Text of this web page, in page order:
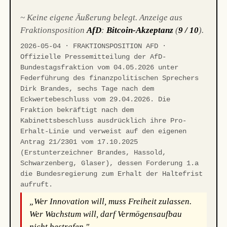
~ Keine eigene Äußerung belegt. Anzeige aus
FraktionspositionAfD: Bitcoin-Akzeptanz (9 / 10).
2026-05-04 · FRAKTIONSPOSITION AFD ·
Offizielle Pressemitteilung der AfD-
Bundestagsfraktion vom 04.05.2026 unter
Federführung des finanzpolitischen Sprechers
Dirk Brandes, sechs Tage nach dem
Eckwertebeschluss vom 29.04.2026. Die
Fraktion bekräftigt nach dem
Kabinettsbeschluss ausdrücklich ihre Pro-
Erhalt-Linie und verweist auf den eigenen
Antrag 21/2301 vom 17.10.2025
(Erstunterzeichner Brandes, Hassold,
Schwarzenberg, Glaser), dessen Forderung 1.a
die Bundesregierung zum Erhalt der Haltefrist
aufruft.
„Wer Innovation will, muss Freiheit zulassen.
Wer Wachstum will, darf Vermögensaufbau